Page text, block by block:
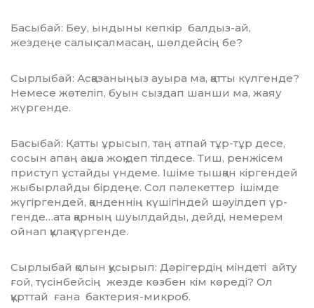
Басыбай: Беу, ындыны кепкір балдыз-ай,
жездеңе салық салмасаң, шөлдейсің бе?
Сырлыбай: Асқазаныңыз ауыра ма, қатты күлгенде?
Немесе жөтеліп, буын сыздап шанши ма, жаяу
жүргенде.
Басыбай: Қатты ұрысып, таң атпай тұр-тұр десе,
сосын апаң ақша жоқ деп тілдесе. Тиш, ренжісем
приступ ұстайды үндеме. Іші­ме тышқан кіргендей
жыбырлайды бірдеңе. Сол пәлекеттер ішімде
жүгірген­дей, қанденнің күшігіндей шәуілдеп үр­
генде…ата қарның шуылдайды, дейді, немерем
ойнап құлақ түргенде.
Сырлыбай қолын қусырып: Дәрігердің міндеті айту
ғой, түсінбейсің жезде көзбен кім көреді? Ол
құрттай ғана бактерия-ми­кроб.